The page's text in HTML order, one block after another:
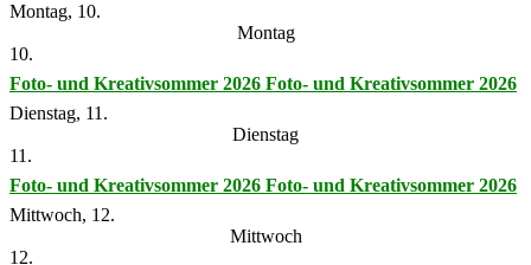
Montag, 10.
Montag
10.
Foto- und Kreativsommer 2026 Foto- und Kreativsommer 2026
Dienstag, 11.
Dienstag
11.
Foto- und Kreativsommer 2026 Foto- und Kreativsommer 2026
Mittwoch, 12.
Mittwoch
12.